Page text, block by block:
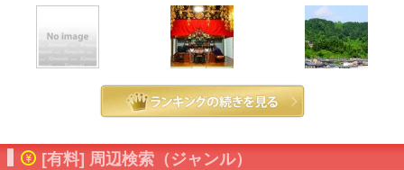
[有料] 周辺検索（ジャンル）